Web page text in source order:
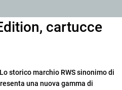
cartucce
storico marchio RWS sinonimo di
una nuova gamma di